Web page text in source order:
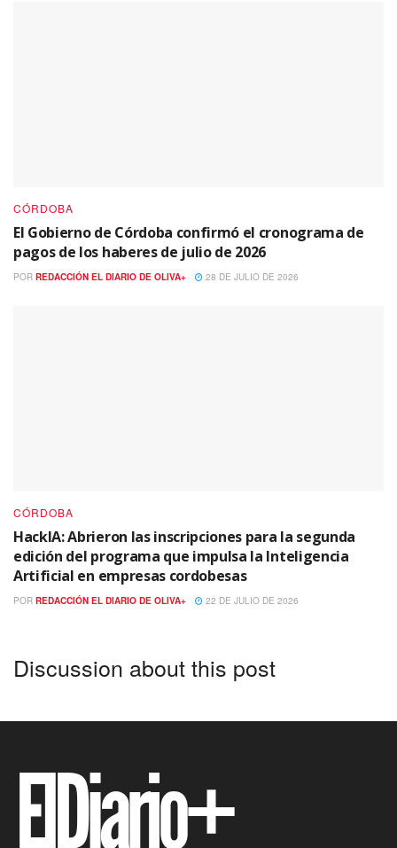
CÓRDOBA
El Gobierno de Córdoba confirmó el cronograma de
pagos de los haberes de julio de 2026
POR REDACCIÓN EL DIARIO DE OLIVA+ 28 DE JULIO DE 2026
CÓRDOBA
HackIA: Abrieron las inscripciones para la segunda
edición del programa que impulsa la Inteligencia
Artificial en empresas cordobesas
POR REDACCIÓN EL DIARIO DE OLIVA+ 22 DE JULIO DE 2026
Discussion about this post